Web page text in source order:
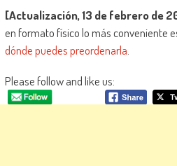
[Actualización, 13 de febrero de
en formato físico lo más conveniente
dónde puedes preordenarla
Please follow and like us: